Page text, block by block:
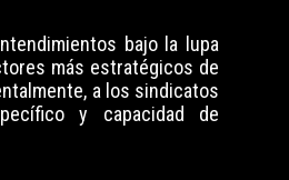
bajo la lupa
más estratégicos de
a los sindicatos
y capacidad de